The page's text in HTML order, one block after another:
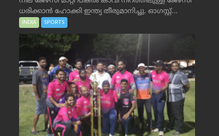
ധരിക്കാൻ ഹോക്കി ഇന്ത്യ തീരുമാനിച്ചു. ഓഗസ്റ്റ്...
INDIA SPORTS